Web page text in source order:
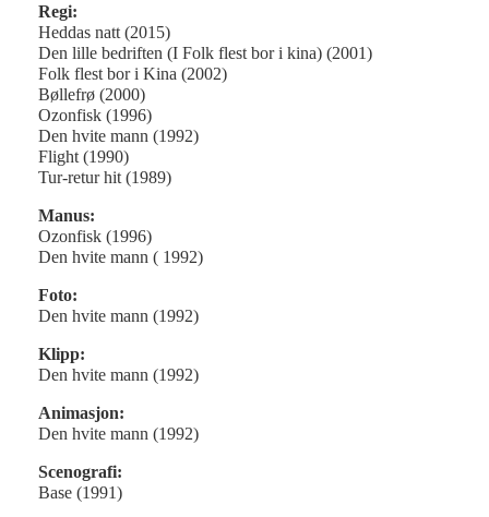
Regi:
Heddas natt (2015)
Den lille bedriften (I Folk flest bor i kina) (2001)
Folk flest bor i Kina (2002)
Bøllefrø (2000)
Ozonfisk (1996)
Den hvite mann (1992)
Flight (1990)
Tur-retur hit (1989)
Manus:
Ozonfisk (1996)
Den hvite mann ( 1992)
Foto:
Den hvite mann (1992)
Klipp:
Den hvite mann (1992)
Animasjon:
Den hvite mann (1992)
Scenografi:
Base (1991)